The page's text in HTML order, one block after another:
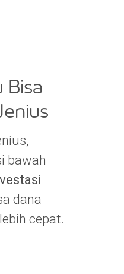
Bisa
bawah
dana
cepat.